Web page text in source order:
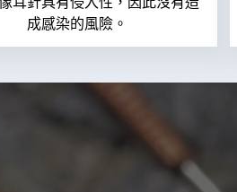
成感染的風險。